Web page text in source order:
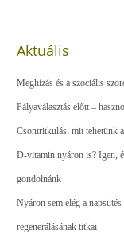
Aktuális
Meghízás és a szociális
Pályaválasztás előtt –
Csontritkulás: mit tehetünk
D-vitamin nyáron is? Igen,
gondolnánk
Nyáron sem elég a
regenerálásának titkai